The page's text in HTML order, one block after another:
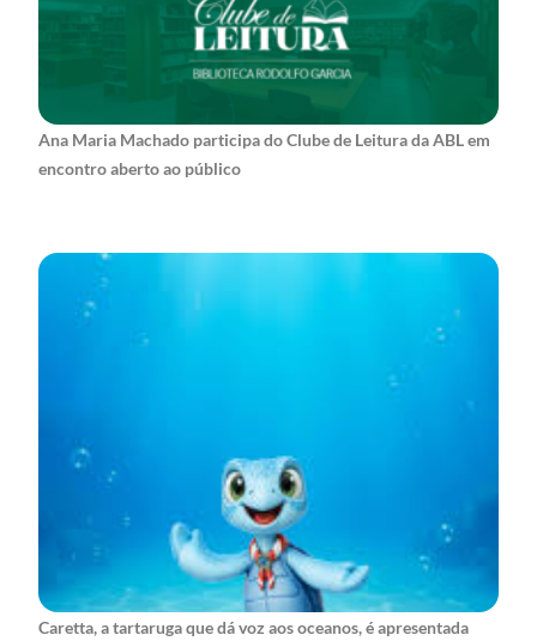
Ana Maria Machado participa do Clube de Leitura da ABL em
encontro aberto ao público
Caretta, a tartaruga que dá voz aos oceanos, é apresentada